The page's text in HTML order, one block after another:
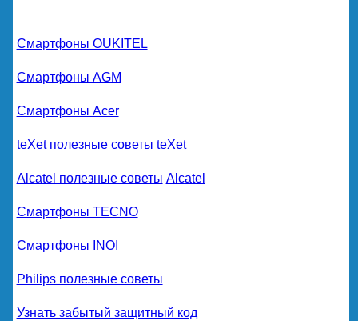
Смартфоны OUKITEL
Смартфоны AGM
Смартфоны Acer
teXet полезные советы teXet
Alcatel полезные советы Alcatel
Смартфоны TECNO
Смартфоны INOI
Philips полезные советы
Узнать забытый защитный код